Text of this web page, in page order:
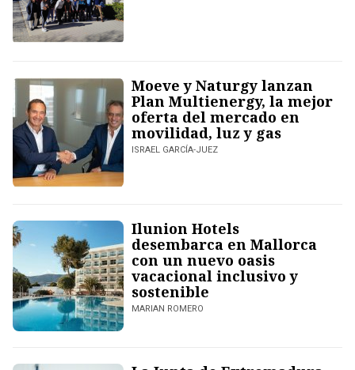
Moeve y Naturgy lanzan
Plan Multienergy, la mejor
oferta del mercado en
movilidad, luz y gas
ISRAEL GARCÍA-JUEZ
Ilunion Hotels
desembarca en Mallorca
con un nuevo oasis
vacacional inclusivo y
sostenible
MARIAN ROMERO